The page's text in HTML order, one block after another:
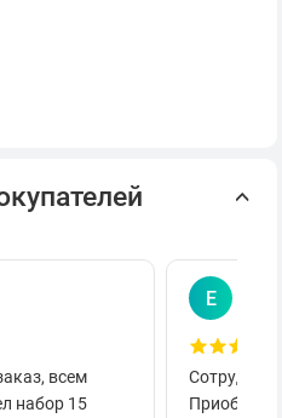
всем
набор 15
Е